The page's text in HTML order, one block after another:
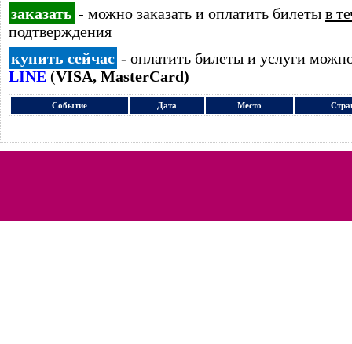
заказать - можно заказать и оплатить билеты в
подтверждения
купить сейчас - оплатить билеты и услуги
LINE (VISA, MasterCard)
Событие Дата Место